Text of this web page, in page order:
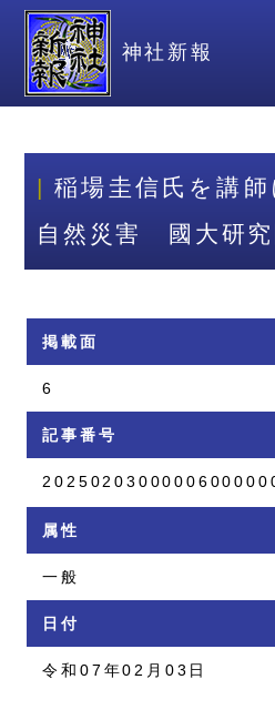
神社新報
稲場圭信氏を講
自然災害 國大研究
掲載面
6
記事番号
属性
一般
日付
令和07年02月03日